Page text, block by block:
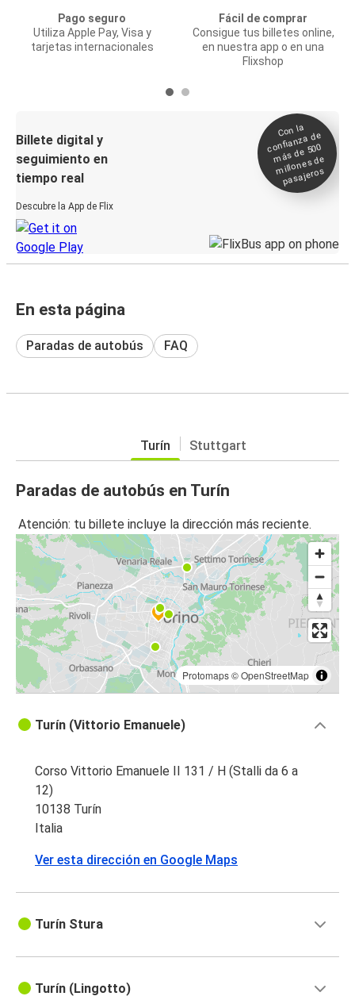
Pago seguro
Utiliza Apple Pay, Visa y
tarjetas internacionales
Fácil de comprar
Consigue tus billetes online,
en nuestra app o en una
Flixshop
Billete digital y
seguimiento en
tiempo real
Descubre la App de Flix
Con la
confianza de
más de 500
millones de
pasajeros
En esta página
Paradas de autobús FAQ
Turín Stuttgart
Paradas de autobús en Turín
Atención: tu billete incluye la dirección más reciente.
Protomaps©OpenStreetMap
Turín (Vittorio Emanuele)
Corso Vittorio Emanuele II 131 / H (Stalli da 6 a
12)
10138 Turín
Italia
Ver esta dirección en Google Maps
Turín Stura
Turín (Lingotto)